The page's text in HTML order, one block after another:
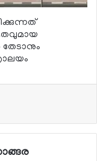
തേടാനും